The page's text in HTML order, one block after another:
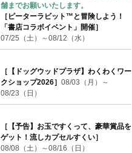
舗までお願いいたします。
［ピーターラビット™と冒険しよう！
「書店コラボイベント」開催］
07/25（土）～08/12（水）
［【ドッグウッドプラザ】わくわくワー
クショップ2026］ 08/03（月）～
08/23（日）
［【予告】お玉ですくって、豪華賞品を
ゲット！流しカプセルすくい］
08/08（土）～08/16（日）